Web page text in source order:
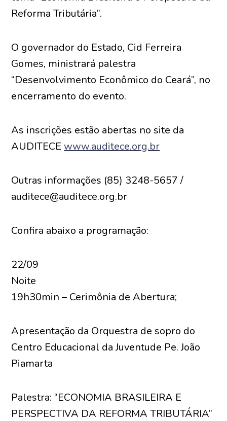
Reforma Tributária”.
O governador do Estado, Cid Ferreira
Gomes, ministrará palestra
“Desenvolvimento Econômico do Ceará”, no
encerramento do evento.
As inscrições estão abertas no site da
AUDITECE www.auditece.org.br
Outras informações (85) 3248-5657 /
auditece@auditece.org.br
Confira abaixo a programação:
22/09
Noite
19h30min – Cerimônia de Abertura;
Apresentação da Orquestra de sopro do
Centro Educacional da Juventude Pe. João
Piamarta
Palestra: “ECONOMIA BRASILEIRA E
PERSPECTIVA DA REFORMA TRIBUTÁRIA”